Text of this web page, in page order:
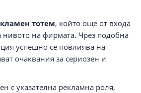
тотем, който още от входа
нивото на фирмата. Чрез подобна
успешно се повлиява на
очаквания за сериозен и
с указателна рекламна роля,